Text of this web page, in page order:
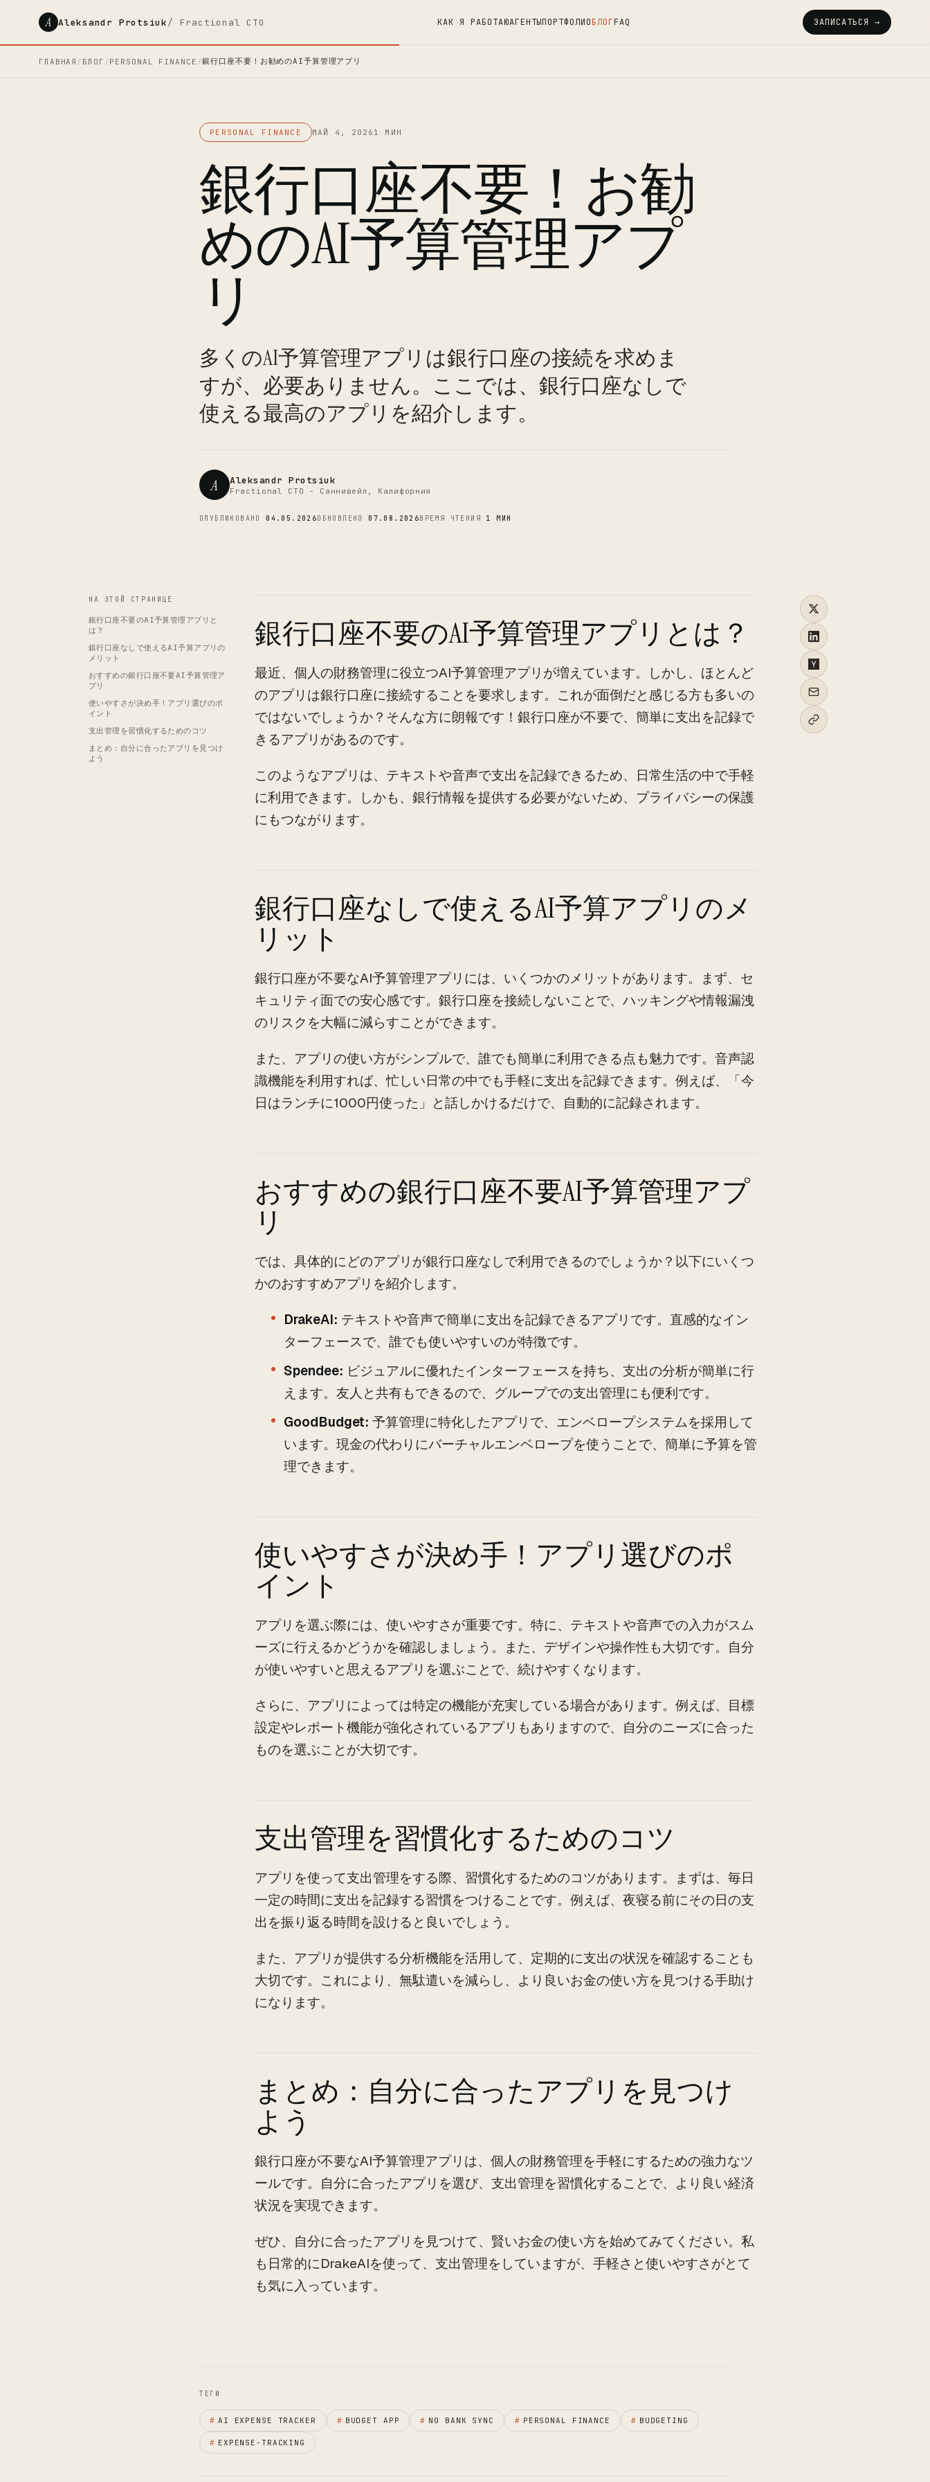
A Aleksandr Protsiuk/ Fractional CTO КАК Я РАБОТАЮАГЕНТЫПОРТФОЛИОБЛОГFAQ ЗАПИСАТЬСЯ →
ГЛАВНАЯ / БЛОГ /PERSONAL FINANCE /銀行口座不要！お勧めのAI予算管理アプリ
PERSONAL FINANCE МАЙ 4, 2026 1 МИН
銀行口座不要！お勧
めのAI予算管理アプ
リ
多くのAI予算管理アプリは銀行口座の接続を求めま
すが、必要ありません。ここでは、銀行口座なしで
使える最高のアプリを紹介します。
A Aleksandr Protsiuk
Fractional CTO - Саннивейл, Калифорния
ОПУБЛИКОВАНО04.05.2026ОБНОВЛЕНО07.08.2026ВРЕМЯ ЧТЕНИЯ 1 МИН
CTO
НА ЭТОЙ СТРАНИЦЕ
銀行口座不要のAI予算管理アプリと
は？
銀行口座なしで使えるAI予算アプリの
メリット
おすすめの銀行口座不要AI予算管理ア
プリ
使いやすさが決め手！アプリ選びのポ
イント
支出管理を習慣化するためのコツ
まとめ：自分に合ったアプリを見つけ
よう
銀行口座不要のAI予算管理アプリとは？
最近、個人の財務管理に役立つAI予算管理アプリが増えています。しかし、ほとんど
のアプリは銀行口座に接続することを要求します。これが面倒だと感じる方も多いの
ではないでしょうか？そんな方に朗報です！銀行口座が不要で、簡単に支出を記録で
きるアプリがあるのです。
このようなアプリは、テキストや音声で支出を記録できるため、日常生活の中で手軽
に利用できます。しかも、銀行情報を提供する必要がないため、プライバシーの保護
にもつながります。
銀行口座なしで使えるAI予算アプリのメ
リット
銀行口座が不要なAI予算管理アプリには、いくつかのメリットがあります。まず、セ
キュリティ面での安心感です。銀行口座を接続しないことで、ハッキングや情報漏洩
のリスクを大幅に減らすことができます。
また、アプリの使い方がシンプルで、誰でも簡単に利用できる点も魅力です。音声認
識機能を利用すれば、忙しい日常の中でも手軽に支出を記録できます。例えば、「今
日はランチに1000円使った」と話しかけるだけで、自動的に記録されます。
おすすめの銀行口座不要AI予算管理アプ
リ
では、具体的にどのアプリが銀行口座なしで利用できるのでしょうか？以下にいくつ
かのおすすめアプリを紹介します。
DrakeAI: テキストや音声で簡単に支出を記録できるアプリです。直感的なイン
ターフェースで、誰でも使いやすいのが特徴です。
Spendee: ビジュアルに優れたインターフェースを持ち、支出の分析が簡単に行
えます。友人と共有もできるので、グループでの支出管理にも便利です。
GoodBudget: 予算管理に特化したアプリで、エンベロープシステムを採用して
います。現金の代わりにバーチャルエンベロープを使うことで、簡単に予算を管
理できます。
使いやすさが決め手！アプリ選びのポ
イント
アプリを選ぶ際には、使いやすさが重要です。特に、テキストや音声での入力がスム
ーズに行えるかどうかを確認しましょう。また、デザインや操作性も大切です。自分
が使いやすいと思えるアプリを選ぶことで、続けやすくなります。
さらに、アプリによっては特定の機能が充実している場合があります。例えば、目標
設定やレポート機能が強化されているアプリもありますので、自分のニーズに合った
ものを選ぶことが大切です。
支出管理を習慣化するためのコツ
アプリを使って支出管理をする際、習慣化するためのコツがあります。まずは、毎日
一定の時間に支出を記録する習慣をつけることです。例えば、夜寝る前にその日の支
出を振り返る時間を設けると良いでしょう。
また、アプリが提供する分析機能を活用して、定期的に支出の状況を確認することも
大切です。これにより、無駄遣いを減らし、より良いお金の使い方を見つける手助け
になります。
まとめ：自分に合ったアプリを見つけ
よう
銀行口座が不要なAI予算管理アプリは、個人の財務管理を手軽にするための強力なツ
ールです。自分に合ったアプリを選び、支出管理を習慣化することで、より良い経済
状況を実現できます。
ぜひ、自分に合ったアプリを見つけて、賢いお金の使い方を始めてみてください。私
も日常的にDrakeAIを使って、支出管理をしていますが、手軽さと使いやすさがとて
も気に入っています。
ТЕГИ
# AI EXPENSE TRACKER # BUDGET APP # NO BANK SYNC # PERSONAL FINANCE # BUDGETING
# EXPENSE-TRACKING